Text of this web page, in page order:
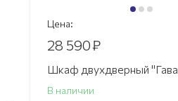
Цена:
28 590₽
Шкаф двухдверный
В наличии